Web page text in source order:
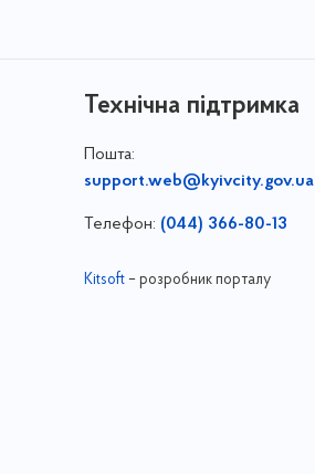
Технічна підтримка
Пошта:
support.web@kyivcity.gov.ua
Телефон: (044) 366-80-13
Kitsoft– розробник порталу